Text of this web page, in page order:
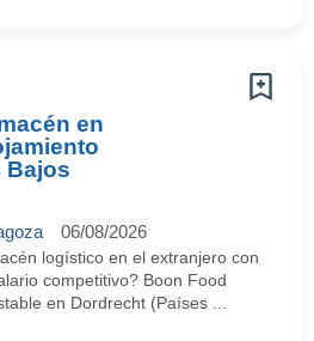
en
Bajos
06/08/2026
logístico en el extranjero con
competitivo? Boon Food
en Dordrecht (Países ...